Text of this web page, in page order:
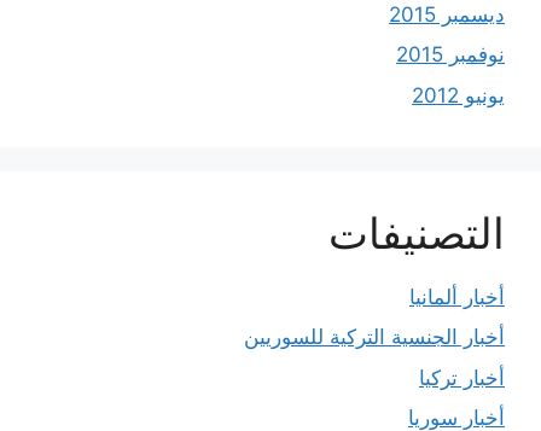
ديسمبر 2015
نوفمبر 2015
يونيو 2012
التصنيفات
أخبار ألمانيا
أخبار الجنسية التركية للسوريين
أخبار تركيا
أخبار سوريا